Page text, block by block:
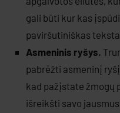
gali būti kur kas
paviršutiniškas
Asmeninis ryšys.
pabrėžti asmeninį
kad pažįstate žmogų
išreikšti savo